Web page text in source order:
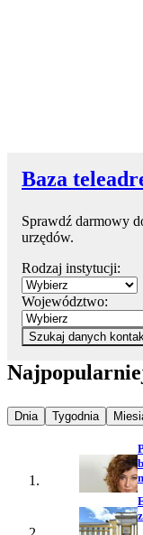
Baza
Sprawdź darmowy
urzędów.
Rodzaj instytucji:
Województwo:
Szukaj danych
Najpopularniejsze
Dnia Tygodnia